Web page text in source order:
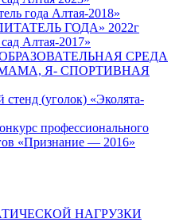
года Алтая-2018»
ГОДА» 2022г
Алтая-2017»
СРЕДА
МАМА, Я- СПОРТИВНАЯ
(уголок) «Эколята-
профессионального
«Признание — 2016»
НАГРУЗКИ